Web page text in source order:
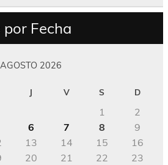
Fecha
AGOSTO 2026
J V S D
1
2
6 7 8
9
13 14 15
16
20 21 22
23